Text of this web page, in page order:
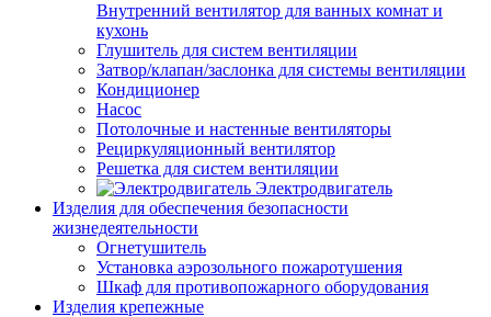
Внутренний вентилятор для ванных комнат и
кухонь
Глушитель для систем вентиляции
Затвор/клапан/заслонка для системы вентиляции
Кондиционер
Насос
Потолочные и настенные вентиляторы
Рециркуляционный вентилятор
Решетка для систем вентиляции
Электродвигатель
Изделия для обеспечения безопасности
жизнедеятельности
Огнетушитель
Установка аэрозольного пожаротушения
Шкаф для противопожарного оборудования
Изделия крепежные